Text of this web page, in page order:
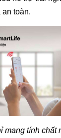
an toàn.
mang tính chất